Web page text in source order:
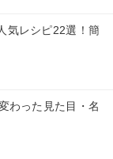
気レシピ22選！簡
わった見た目・名